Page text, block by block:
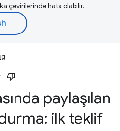
çevirilerinde hata olabilir.
paylaşılan
ilk teklif